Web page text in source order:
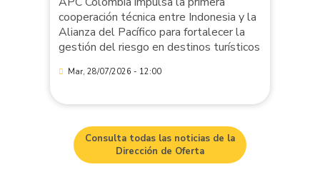
cooperación técnica entre Indonesia y la
Alianza del Pacífico para fortalecer la
gestión del riesgo en destinos turísticos
Mar, 28/07/2026 - 12:00
Consulta todas las noticias de la
Dirección de Oferta